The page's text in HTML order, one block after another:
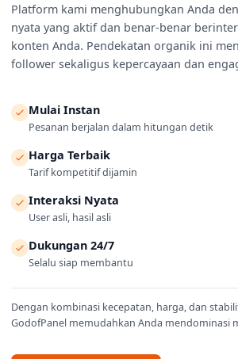
Platform kami menghubungkan Anda
nyata yang aktif dan benar-benar
konten Anda. Pendekatan organik ini
follower sekaligus kepercayaan dan
Mulai Instan
Pesanan berjalan dalam hitungan detik
Harga Terbaik
Tarif kompetitif dijamin
Interaksi Nyata
User asli, hasil asli
Dukungan 24/7
Selalu siap membantu
Dengan kombinasi kecepatan, harga, dan
GodofPanel memudahkan Anda mendominasi